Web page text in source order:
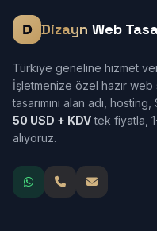
Dizayn Web
Türkiye geneline hizmet
İşletmenize özel hazır
tasarımını alan adı,
50 USD + KDVtek fiyatla,
alıyoruz.